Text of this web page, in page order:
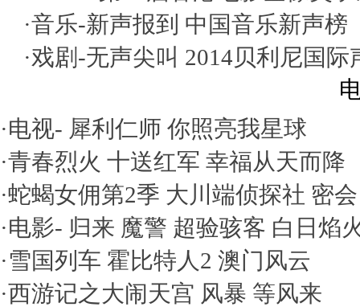
·音乐-新声报到 中国音乐新声榜
·戏剧-无声尖叫 2014贝利尼国际
·电视- 犀利仁师 你照亮我星球
·青春烈火 十送红军 幸福从天而降
·蛇蝎女佣第2季 大川端侦探社 密会
·电影- 归来 魔警 超验骇客 白日焰
·雪国列车 霍比特人2 澳门风云
·西游记之大闹天宫 风暴 等风来